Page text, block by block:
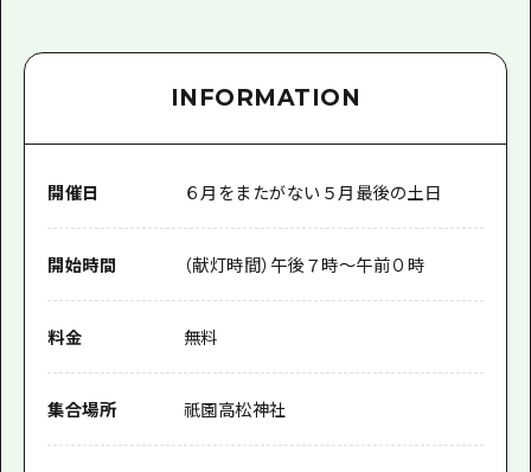
INFORMATION
開催日 ６月をまたがない５月最後の土日
開始時間 （献灯時間）午後７時～午前０時
料金 無料
集合場所 祇園高松神社